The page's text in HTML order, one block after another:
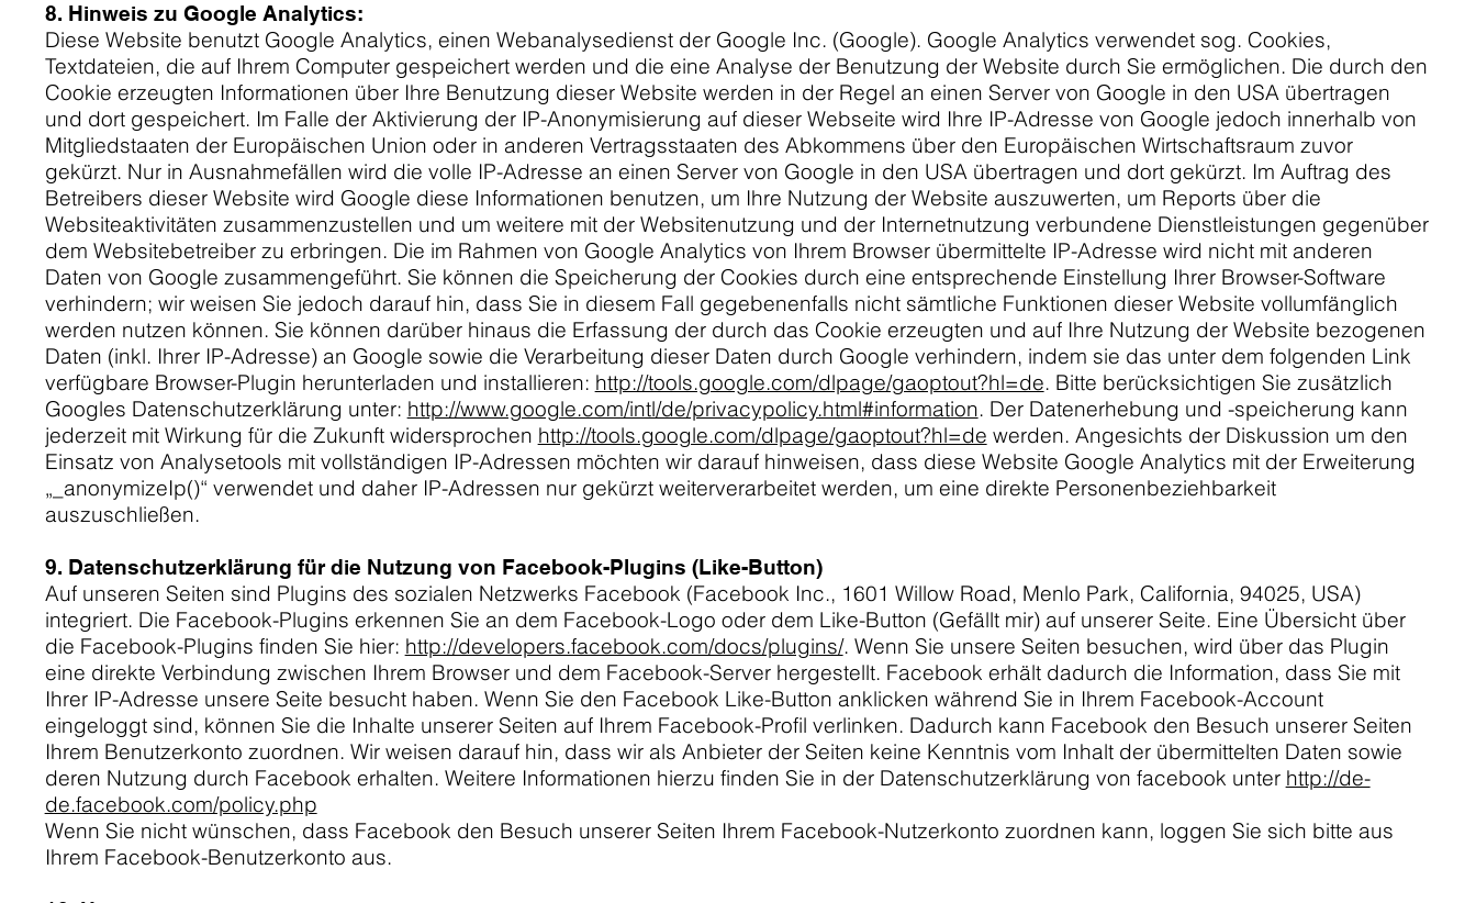
8. Hinweis zu Google Analytics:
Diese Website benutzt Google Analytics, einen Webanalysedienst der Google Inc. (Google). Google Analytics verwendet sog. Cookies,
Textdateien, die auf Ihrem Computer gespeichert werden und die eine Analyse der Benutzung der Website durch Sie ermöglichen. Die durch den
Cookie erzeugten Informationen über Ihre Benutzung dieser Website werden in der Regel an einen Server von Google in den USA übertragen
und dort gespeichert. Im Falle der Aktivierung der IP-Anonymisierung auf dieser Webseite wird Ihre IP-Adresse von Google jedoch innerhalb von
Mitgliedstaaten der Europäischen Union oder in anderen Vertragsstaaten des Abkommens über den Europäischen Wirtschaftsraum zuvor
gekürzt. Nur in Ausnahmefällen wird die volle IP-Adresse an einen Server von Google in den USA übertragen und dort gekürzt. Im Auftrag des
Betreibers dieser Website wird Google diese Informationen benutzen, um Ihre Nutzung der Website auszuwerten, um Reports über die
Websiteaktivitäten zusammenzustellen und um weitere mit der Websitenutzung und der Internetnutzung verbundene Dienstleistungen gegenüber
dem Websitebetreiber zu erbringen. Die im Rahmen von Google Analytics von Ihrem Browser übermittelte IP-Adresse wird nicht mit anderen
Daten von Google zusammengeführt. Sie können die Speicherung der Cookies durch eine entsprechende Einstellung Ihrer Browser-Software
verhindern; wir weisen Sie jedoch darauf hin, dass Sie in diesem Fall gegebenenfalls nicht sämtliche Funktionen dieser Website vollumfänglich
werden nutzen können. Sie können darüber hinaus die Erfassung der durch das Cookie erzeugten und auf Ihre Nutzung der Website bezogenen
Daten (inkl. Ihrer IP-Adresse) an Google sowie die Verarbeitung dieser Daten durch Google verhindern, indem sie das unter dem folgenden Link
verfügbare Browser-Plugin herunterladen und installieren: http://tools.google.com/dlpage/gaoptout?hl=de. Bitte berücksichtigen Sie zusätzlich
Googles Datenschutzerklärung unter: http://www.google.com/intl/de/privacypolicy.html#information. Der Datenerhebung und -speicherung kann
jederzeit mit Wirkung für die Zukunft widersprochen http://tools.google.com/dlpage/gaoptout?hl=de werden. Angesichts der Diskussion um den
Einsatz von Analysetools mit vollständigen IP-Adressen möchten wir darauf hinweisen, dass diese Website Google Analytics mit der Erweiterung
„_anonymizeIp()“ verwendet und daher IP-Adressen nur gekürzt weiterverarbeitet werden, um eine direkte Personenbeziehbarkeit
auszuschließen.
9. Datenschutzerklärung für die Nutzung von Facebook-Plugins (Like-Button)
Auf unseren Seiten sind Plugins des sozialen Netzwerks Facebook (Facebook Inc., 1601 Willow Road, Menlo Park, California, 94025, USA)
integriert. Die Facebook-Plugins erkennen Sie an dem Facebook-Logo oder dem Like-Button (Gefällt mir) auf unserer Seite. Eine Übersicht über
die Facebook-Plugins finden Sie hier: http://developers.facebook.com/docs/plugins/. Wenn Sie unsere Seiten besuchen, wird über das Plugin
eine direkte Verbindung zwischen Ihrem Browser und dem Facebook-Server hergestellt. Facebook erhält dadurch die Information, dass Sie mit
Ihrer IP-Adresse unsere Seite besucht haben. Wenn Sie den Facebook Like-Button anklicken während Sie in Ihrem Facebook-Account
eingeloggt sind, können Sie die Inhalte unserer Seiten auf Ihrem Facebook-Profil verlinken. Dadurch kann Facebook den Besuch unserer Seiten
Ihrem Benutzerkonto zuordnen. Wir weisen darauf hin, dass wir als Anbieter der Seiten keine Kenntnis vom Inhalt der übermittelten Daten sowie
deren Nutzung durch Facebook erhalten. Weitere Informationen hierzu finden Sie in der Datenschutzerklärung von facebook unter http://de-
de.facebook.com/policy.php
Wenn Sie nicht wünschen, dass Facebook den Besuch unserer Seiten Ihrem Facebook-Nutzerkonto zuordnen kann, loggen Sie sich bitte aus
Ihrem Facebook-Benutzerkonto aus.